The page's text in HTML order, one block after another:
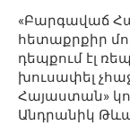
«Բարգավաճ
հետաքրքիր
դեպքում էլ
խուսափել
Հայաստան»
Անդրանիկ